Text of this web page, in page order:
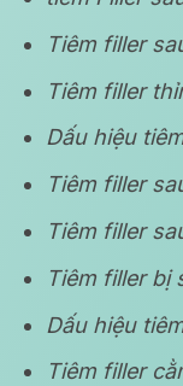
Tiêm filler
Tiêm filler
Dấu hiệu
Tiêm filler
Tiêm filler
Tiêm filler bị
Dấu hiệu
Tiêm filler